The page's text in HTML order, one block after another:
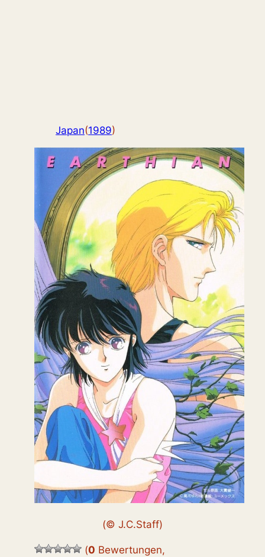
Japan(1989)
(© J.C.Staff)
(0 Bewertungen,